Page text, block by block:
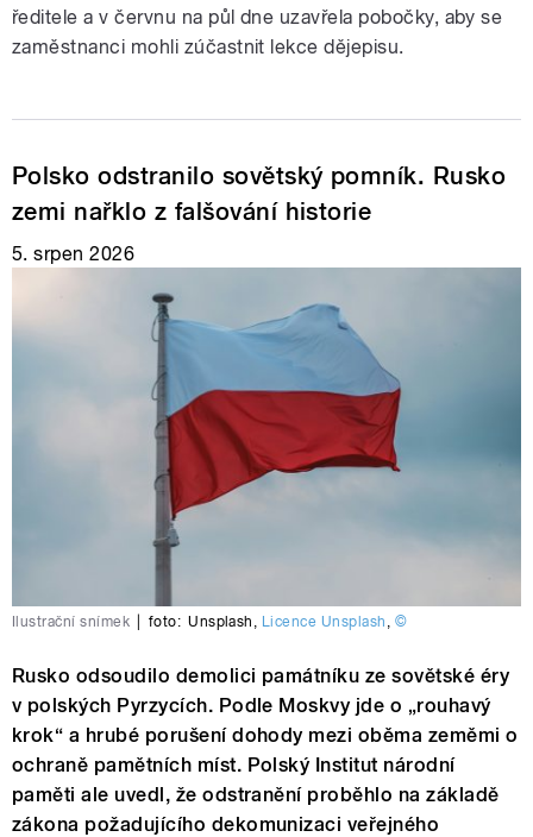
ředitele a v červnu na půl dne uzavřela pobočky, aby se
zaměstnanci mohli zúčastnit lekce dějepisu.
Polsko odstranilo sovětský pomník. Rusko
zemi nařklo z falšování historie
5. srpen 2026
Ilustrační snímek foto: Unsplash , Licence Unsplash , ©
Rusko odsoudilo demolici památníku ze sovětské éry
v polských Pyrzycích. Podle Moskvy jde o „rouhavý
krok“ a hrubé porušení dohody mezi oběma zeměmi o
ochraně pamětních míst. Polský Institut národní
paměti ale uvedl, že odstranění proběhlo na základě
zákona požadujícího dekomunizaci veřejného